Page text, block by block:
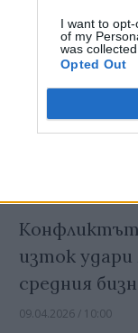
I want to
of my
was collected.
Opted Out
Конфликтът
изток удари
средния
09.04.2026 / 10:00